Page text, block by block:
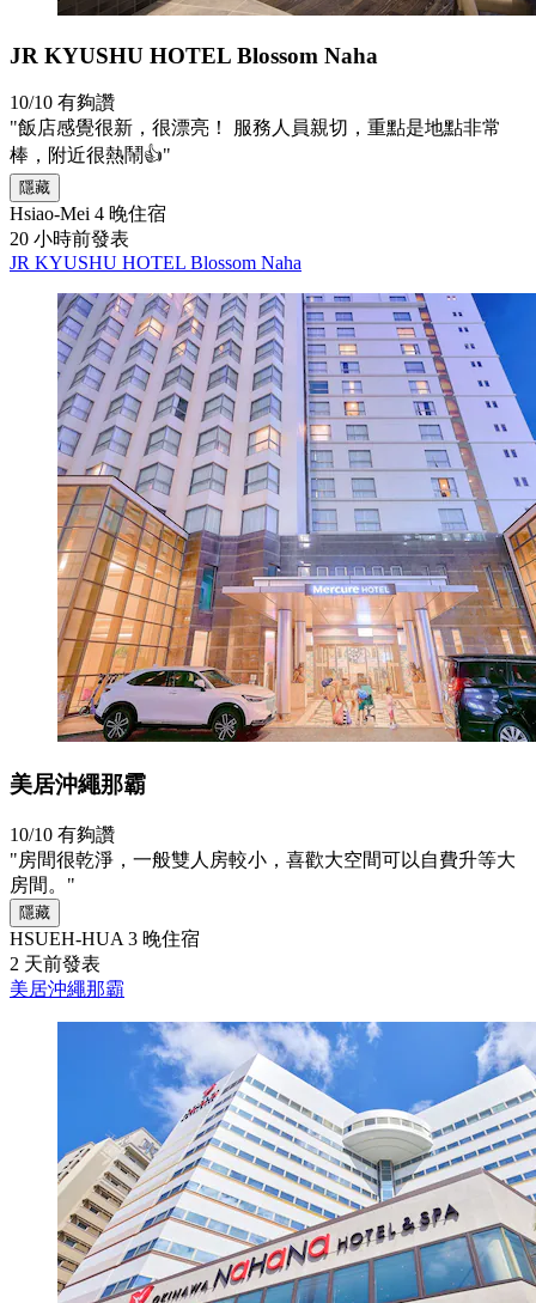
JR KYUSHU HOTEL Blossom Naha
10/10 有夠讚
"飯店感覺很新，很漂亮！ 服務人員親切，重點是地點非常
棒，附近很熱鬧👍"
隱藏
Hsiao-Mei 4 晚住宿
20 小時前發表
JR KYUSHU HOTEL Blossom Naha
美居沖繩那霸
10/10 有夠讚
"房間很乾淨，一般雙人房較小，喜歡大空間可以自費升等大
房間。"
隱藏
HSUEH-HUA 3 晚住宿
2 天前發表
美居沖繩那霸